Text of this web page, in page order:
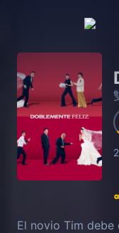
El novio Tim